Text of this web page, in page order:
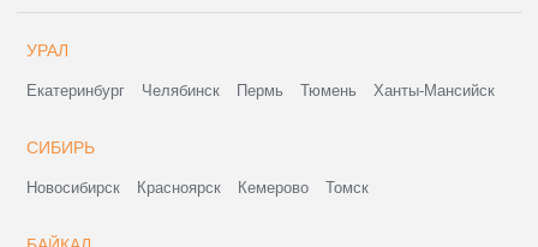
УРАЛ
Екатеринбург Челябинск Пермь Тюмень Ханты-Мансийск
СИБИРЬ
Новосибирск Красноярск Кемерово Томск